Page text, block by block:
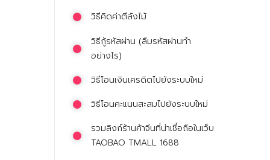
วิธีคิดค่าตีลังไม้
วิธีกู้รหัสผ่าน (ลืมรหัสผ่านทำ
อย่างไร)
วิธีโอนเงินเครดิตไปยังระบบใหม่
วิธีโอนคะแนนสะสมไปยังระบบใหม่
รวมลิงก์ร้านค้าจีนที่น่าเชื่อถือในเว็บ
TAOBAO TMALL 1688